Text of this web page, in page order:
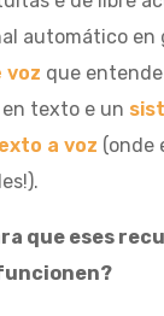
automático en
voz que
texto e un
a voz (onde
que eses